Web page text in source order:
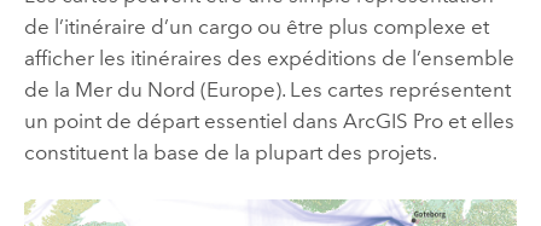
de l’itinéraire d’un cargo ou être plus complexe et
afficher les itinéraires des expéditions de l’ensemble
de la Mer du Nord (Europe). Les cartes représentent
un point de départ essentiel dans ArcGIS Proet elles
constituent la base de la plupart des projets.